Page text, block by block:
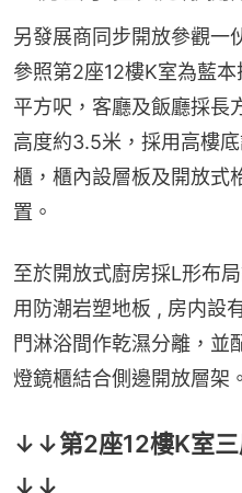
另發展商同步開放參觀一
參照第2座12樓K室為藍
平方呎，客廳及飯廳採長
高度約3.5米，採用高樓
櫃，櫃內設層板及開放式
置。
至於開放式廚房採L形布
用防潮岩塑地板 , 房内設
門淋浴間作乾濕分離，並
燈鏡櫃結合側邊開放層架。
↓↓第2座12樓K室三
↓↓